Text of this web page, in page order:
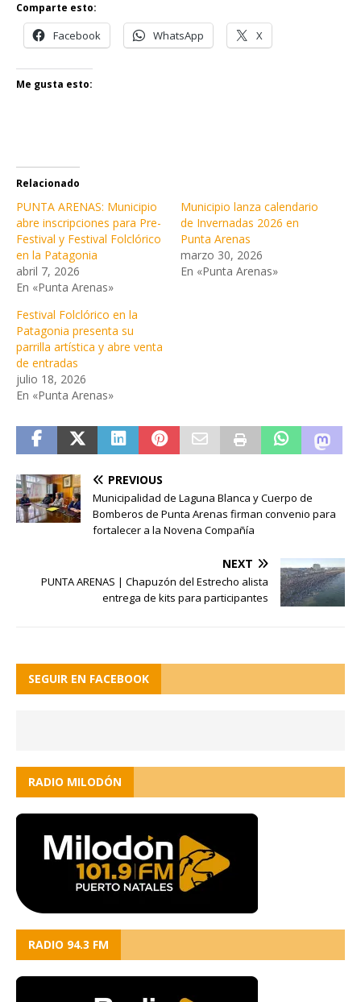
Comparte esto:
Facebook WhatsApp X
Me gusta esto:
Relacionado
PUNTA ARENAS: Municipio
abre inscripciones para Pre-
Festival y Festival Folclórico
en la Patagonia
abril 7, 2026
En «Punta Arenas»
Municipio lanza calendario
de Invernadas 2026 en
Punta Arenas
marzo 30, 2026
En «Punta Arenas»
Festival Folclórico en la
Patagonia presenta su
parrilla artística y abre venta
de entradas
julio 18, 2026
En «Punta Arenas»
PREVIOUS
Municipalidad de Laguna Blanca y Cuerpo de
Bomberos de Punta Arenas firman convenio para
fortalecer a la Novena Compañía
NEXT
PUNTA ARENAS | Chapuzón del Estrecho alista
entrega de kits para participantes
SEGUIR EN FACEBOOK
RADIO MILODÓN
RADIO 94.3 FM